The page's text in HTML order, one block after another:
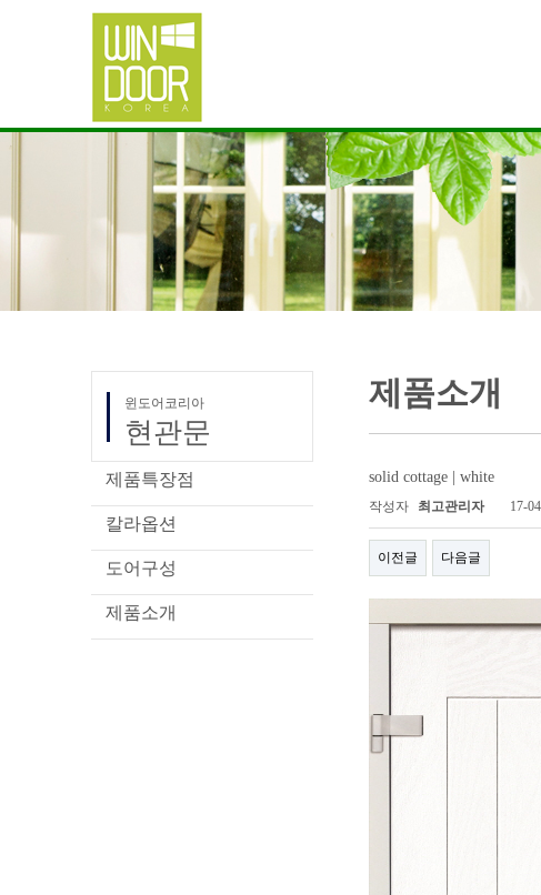
윈도어코리아
현관문
제품특장점
칼라옵션
도어구성
제품소개
제품소개
solid cottage | white
작성자 최고관리자 17-
이전글 다음글